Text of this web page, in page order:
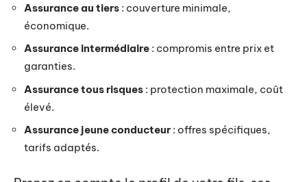
Assurance au tiers : couverture minimale,
économique.
Assurance intermédiaire : compromis entre prix et
garanties.
Assurance tous risques : protection maximale, coût
élevé.
Assurance jeune conducteur : offres spécifiques,
tarifs adaptés.